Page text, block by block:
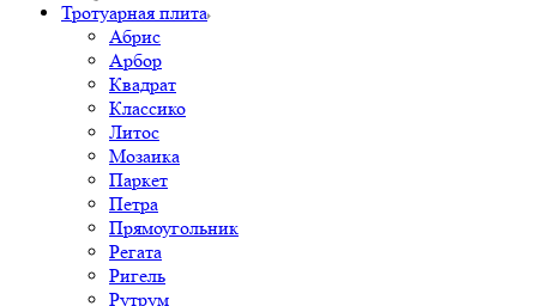
Тротуарная плита
Абрис
Арбор
Квадрат
Классико
Литос
Мозаика
Паркет
Петра
Прямоугольник
Регата
Ригель
Рутрум